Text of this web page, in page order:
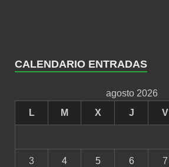
CALENDARIO ENTRADAS
agosto 2026
L
M X J V
3 4 5 6 7